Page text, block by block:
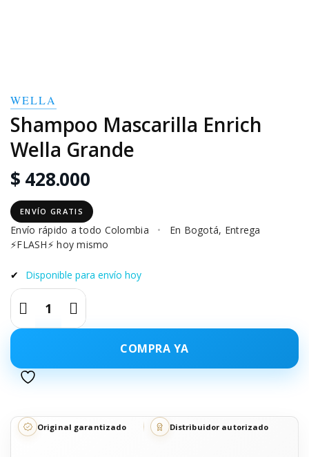
WELLA
Shampoo Mascarilla Enrich
Wella Grande
$ 428.000
ENVÍO GRATIS
Envío rápido a todo Colombia •
En Bogotá, Entrega
⚡FLASH⚡ hoy mismo
✔ Disponible para envío hoy
COMPRA YA
Original garantizado Distribuidor autorizado